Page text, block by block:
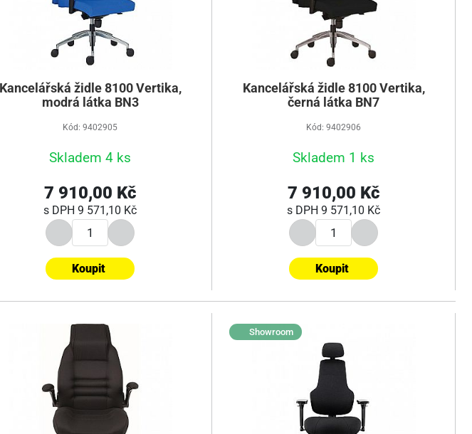
Kancelářská židle 8100 Vertika,
modrá látka BN3
Kód: 9402905
Skladem 4 ks
7 910,00 Kč
s DPH 9 571,10 Kč
Koupit
Kancelářská židle 8100 Vertika,
černá látka BN7
Kód: 9402906
Skladem 1 ks
7 910,00 Kč
s DPH 9 571,10 Kč
Koupit
Showroom